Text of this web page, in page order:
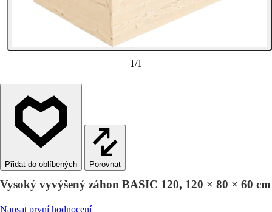
1/1
Porovnat
Vysoký vyvýšený záhon BASIC 120, 120 × 80 × 60 cm
Napsat první hodnocení